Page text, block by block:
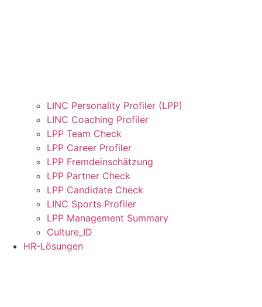
LINC Personality Profiler (LPP)
LINC Coaching Profiler
LPP Team Check
LPP Career Profiler
LPP Fremdeinschätzung
LPP Partner Check
LPP Candidate Check
LINC Sports Profiler
LPP Management Summary
Culture_ID
HR-Lösungen